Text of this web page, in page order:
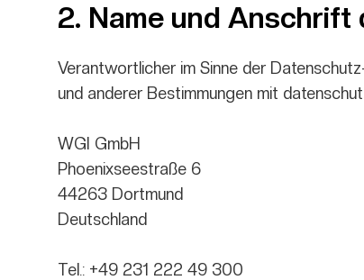
2. Name und
Verantwortlicher im Sinne der
und anderer Bestimmungen mit
WGI GmbH
Phoenixseestraße 6
44263 Dortmund
Deutschland
Tel.: +49 231 222 49 300